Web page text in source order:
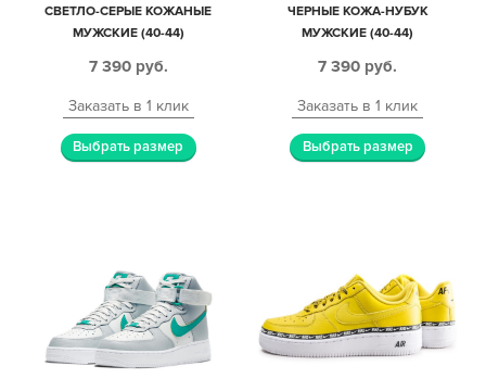
СВЕТЛО-СЕРЫЕ КОЖАНЫЕ
МУЖСКИЕ (40-44)
7 390 руб.
Заказать в 1 клик
Выбрать размер
ЧЕРНЫЕ КОЖА-НУБУК
МУЖСКИЕ (40-44)
7 390 руб.
Заказать в 1 клик
Выбрать размер